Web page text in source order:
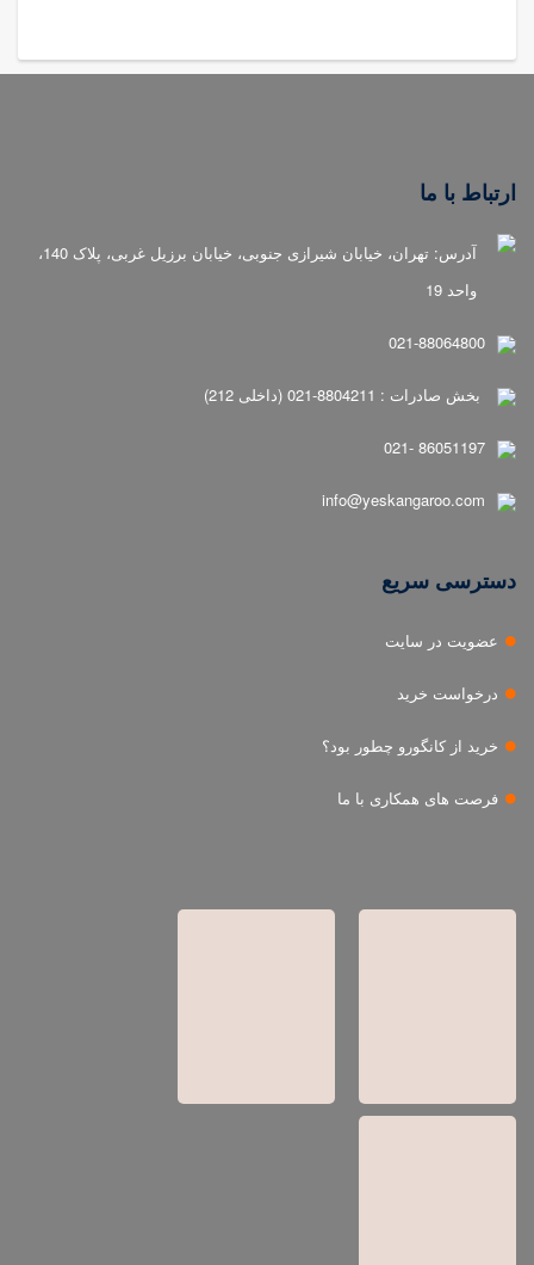
ارتباط با ما
آدرس: تهران، خیابان شیرازی جنوبی، خیابان برزیل غربی، پلاک 140،
واحد 19
021-88064800
بخش صادرات : 8804211-021 (داخلی 212)
86051197 -021
info@yeskangaroo.com
دسترسی سریع
عضویت در سایت
درخواست خرید
خرید از کانگورو چطور بود؟
فرصت های همکاری با ما